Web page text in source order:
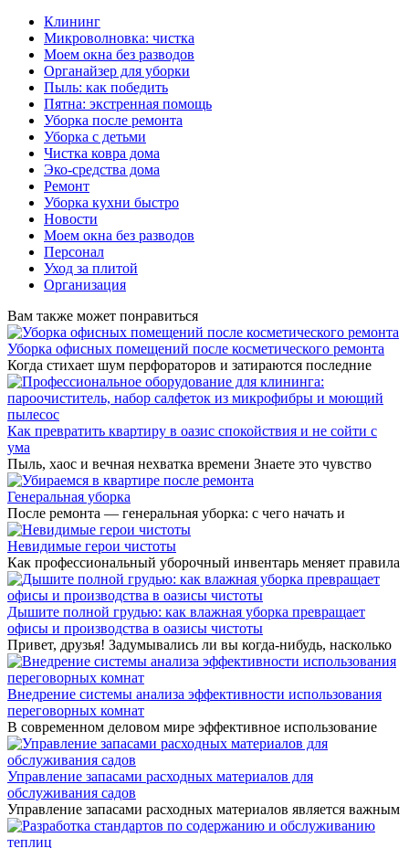
Клининг
Микроволновка: чистка
Моем окна без разводов
Органайзер для уборки
Пыль: как победить
Пятна: экстренная помощь
Уборка после ремонта
Уборка с детьми
Чистка ковра дома
Эко-средства дома
Ремонт
Уборка кухни быстро
Новости
Моем окна без разводов
Персонал
Уход за плитой
Организация
Вам также может понравиться
Уборка офисных помещений после косметического ремонта
Когда стихает шум перфораторов и затираются последние
Как превратить квартиру в оазис спокойствия и не сойти с
ума
Пыль, хаос и вечная нехватка времени Знаете это чувство
Генеральная уборка
После ремонта — генеральная уборка: с чего начать и
Невидимые герои чистоты
Как профессиональный уборочный инвентарь меняет правила
Дышите полной грудью: как влажная уборка превращает
офисы и производства в оазисы чистоты
Привет, друзья! Задумывались ли вы когда-нибудь, насколько
Внедрение системы анализа эффективности использования
переговорных комнат
В современном деловом мире эффективное использование
Управление запасами расходных материалов для
обслуживания садов
Управление запасами расходных материалов является важным